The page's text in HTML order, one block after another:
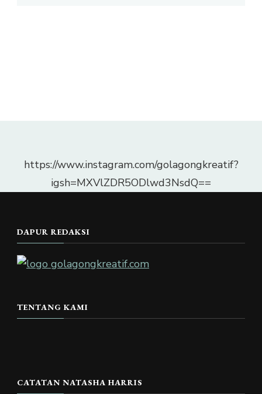
https://www.instagram.com/golagongkreatif?
igsh=MXVlZDR5ODlwd3NsdQ==
DAPUR REDAKSI
TENTANG KAMI
CATATAN NATASHA HARRIS